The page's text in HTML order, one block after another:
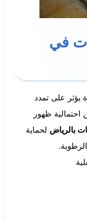
في
يؤثر على تمدد
احتمالية ظهور
بالرياض لحماية